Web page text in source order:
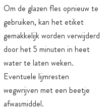
Om de glazen fles opnieuw te
gebruiken, kan het etiket
gemakkelijk worden verwijderd
door het 5 minuten in heet
water te laten weken.
Eventuele lijmresten
wegwrijven met een beetje
afwasmiddel.